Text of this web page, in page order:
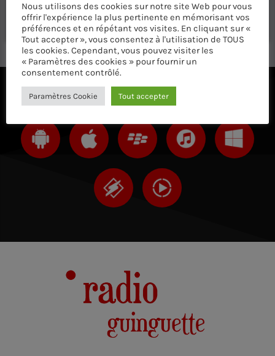
Vous devez être connecté pour ajouter un commentaire.
Connectez-vous maintenant
ÉCOUTEZ AVEC VOTRE APP ET SUR LE
Nous utilisons des cookies sur notre site Web pour vous
offrir l'expérience la plus pertinente en mémorisant vos
préférences et en répétant vos visites. En cliquant sur «
Tout accepter », vous consentez à l'utilisation de TOUS
les cookies. Cependant, vous pouvez visiter les
« Paramètres des cookies » pour fournir un
consentement contrôlé.
Paramètres Cookie Tout accepter